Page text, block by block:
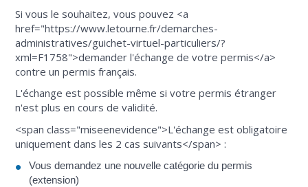
Si vous le souhaitez, vous pouvez <a
href="https://www.letourne.fr/demarches-
administratives/guichet-virtuel-particuliers/?
xml=F1758">demander l'échange de votre permis</a>
contre un permis français.
L'échange est possible même si votre permis étranger
n'est plus en cours de validité.
<span class="miseenevidence">L'échange est obligatoire
uniquement dans les 2 cas suivants</span> :
Vous demandez une nouvelle catégorie du permis
(extension)